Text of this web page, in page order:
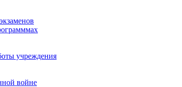
учреждения
войне